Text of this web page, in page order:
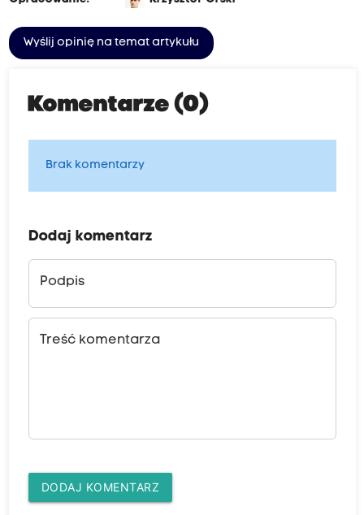
Wyślij opinię na temat artykułu
Komentarze (0)
Brak komentarzy
Dodaj komentarz
Podpis
Treść komentarza
DODAJ KOMENTARZ